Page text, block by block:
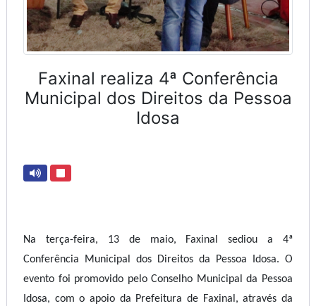
Faxinal realiza 4ª Conferência
Municipal dos Direitos da Pessoa
Idosa
Na terça-feira, 13 de maio, Faxinal sediou a 4ª
Conferência Municipal dos Direitos da Pessoa Idosa. O
evento foi promovido pelo Conselho Municipal da Pessoa
Idosa, com o apoio da Prefeitura de Faxinal, através da